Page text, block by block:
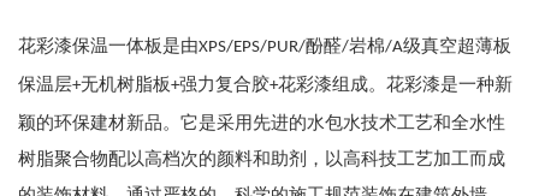
花彩漆保温一体板是由XPS/EPS/PUR/酚醛/岩棉/A级真空超薄板
保温层+无机树脂板+强力复合胶+花彩漆组成。花彩漆是一种新
颖的环保建材新品。它是采用先进的水包水技术工艺和全水性
树脂聚合物配以高档次的颜料和助剂，以高科技工艺加工而成